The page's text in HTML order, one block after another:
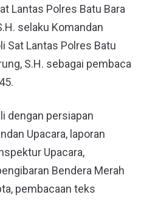
Lantas Polres Batu Bara
selaku Komandan
Sat Lantas Polres Batu
S.H. sebagai pembaca
dengan persiapan
Upacara, laporan
Upacara,
Bendera Merah
pembacaan teks